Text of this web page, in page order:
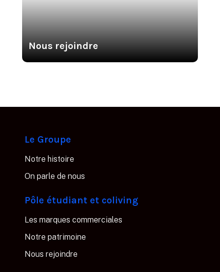
Nous rejoindre
Le Groupe
Notre histoire
On parle de nous
Pôle étudiant et coliving
Les marques commerciales
Notre patrimoine
Nous rejoindre